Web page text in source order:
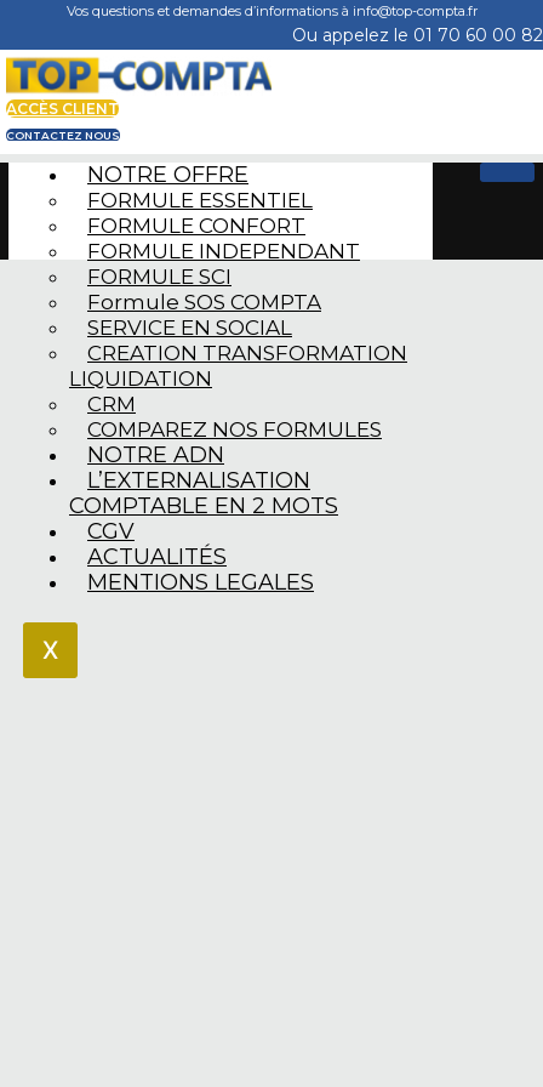
Vos questions et demandes d’informations à info@top-compta.fr
Ou appelez le 01 70 60 00 82
ACCÈS CLIENT
CONTACTEZ NOUS
NOTRE OFFRE
FORMULE ESSENTIEL
FORMULE CONFORT
FORMULE INDEPENDANT
FORMULE SCI
Formule SOS COMPTA
SERVICE EN SOCIAL
CREATION TRANSFORMATION
LIQUIDATION
CRM
COMPAREZ NOS FORMULES
NOTRE ADN
L’EXTERNALISATION
COMPTABLE EN 2 MOTS
CGV
ACTUALITÉS
MENTIONS LEGALES
X